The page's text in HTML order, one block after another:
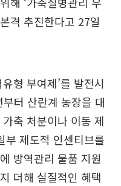
격 추진한다고 27일
형 부여제’를 발전시
터 산란계 농장을 대
축 처분이나 이동 제
부 제도적 인센티브를
방역관리 물품 지원
더해 실질적인 혜택